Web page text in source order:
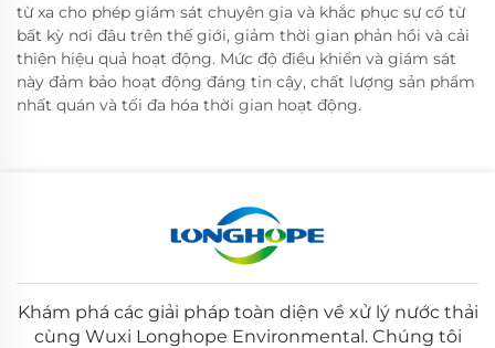
từ xa cho phép giám sát chuyên gia và khắc phục sự cố từ
bất kỳ nơi đâu trên thế giới, giảm thời gian phản hồi và cải
thiện hiệu quả hoạt động. Mức độ điều khiển và giám sát
này đảm bảo hoạt động đáng tin cậy, chất lượng sản phẩm
nhất quán và tối đa hóa thời gian hoạt động.
Khám phá các giải pháp toàn diện về xử lý nước thải
cùng Wuxi Longhope Environmental. Chúng tôi